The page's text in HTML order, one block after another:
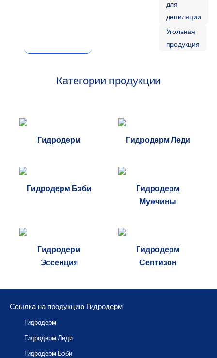
для
депиляции
Угольная
продукция
Категории продукции
Гидродерм Гидродерм Леди
Гидродерм Бэби
Гидродерм
Мужчины
Гидродерм
Эссенция
Гидродерм
Септизон
Ссылка на продукцию Гидродерм
Гидродерм
Гидродерм Леди
Гидродерм Бэби